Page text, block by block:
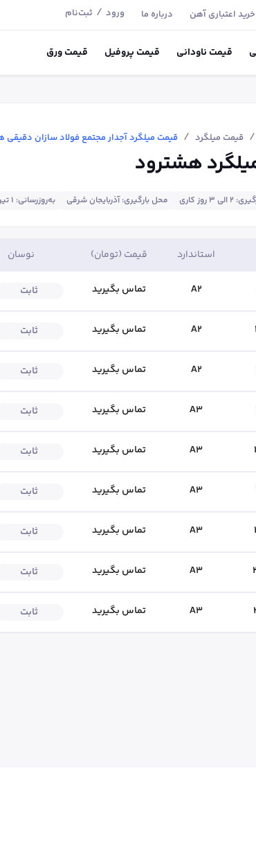
خرید اعتباری آهن درباره ما ورود / ثبت‌نام
قیمت ناودانی قیمت پروفیل قیمتورق
کارشناس فروش
/ قیمت میلگرد / قیمت میلگرد آجدار مجتمع فولاد سازان
هشترود
روز کاری محل بارگیری: آذربایجان شرقی به‌روزرسانی: ۱ تیر
استاندارد قیمت (تومان) نوسان
A2 تماس بگیرید ثابت
A2 تماس بگیرید ثابت
A2 تماس بگیرید ثابت
A3 تماس بگیرید ثابت
A3 تماس بگیرید ثابت
A3 تماس بگیرید ثابت
A3 تماس بگیرید ثابت
A3 تماس بگیرید ثابت
A3 تماس بگیرید ثابت